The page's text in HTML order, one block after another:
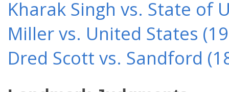
Kharak Singh vs. State of
Miller vs. United States
Dred Scott vs. Sandford